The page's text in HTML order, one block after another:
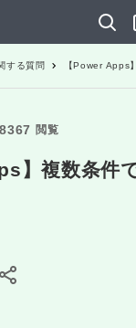
する質問 【Power Apps
8367 閲覧
】複数条件